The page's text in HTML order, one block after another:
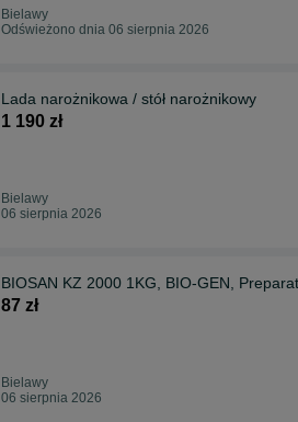
Bielawy
Odświeżono dnia 06 sierpnia 2026
Lada narożnikowa / stół narożnikowy
1 190 zł
Bielawy
06 sierpnia 2026
BIOSAN KZ 2000 1KG, BIO-GEN,
87 zł
Bielawy
06 sierpnia 2026